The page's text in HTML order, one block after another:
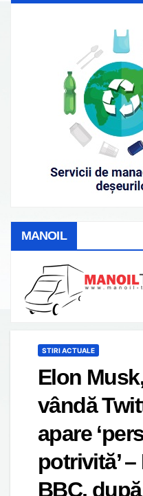
MANOIL
STIRI ACTUALE
Elon
vândă
apare
potrivită’
BBC,